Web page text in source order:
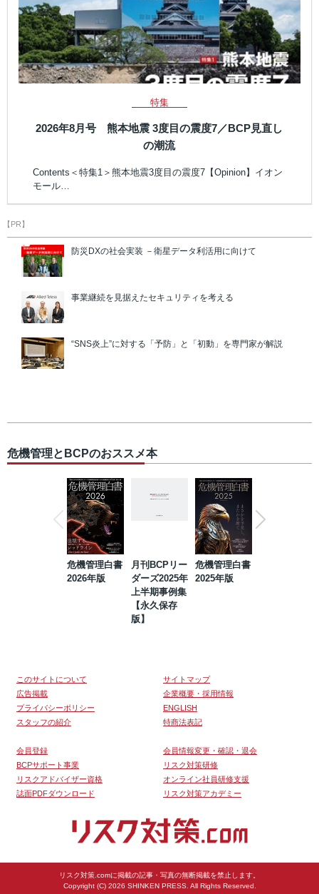
特集
2026年8月号 熊本地震 3度目の震度7／BCP見直し
の潮流
Contents＜特集1＞熊本地震3度目の震度7【Opinion】イオン
モール…
【PR】
防災DXの社会実装 －衛星データ利活用に向けて
事業継続を見据えたセキュリティを考える
“SNS炎上”に対する「予防」と「初動」を専門家が解説
危機管理とBCPのおススメ本
危機管理白書
2026年版
月刊BCPリー
ダーズ2025年
上半期事例集
【永久保存
版】
危機管理白書
2025年版
このサイトについて
サイトマップ
広告掲載
企業概要・採用情報
プライバシーポリシー
ENGLISH
スタッフの紹介
特商法表記
会員登録
会員情報変更・確認・退会
BCPサポート事業
リスク対策研修
リスクアドバイザー資格
オンライン社員研修支援
誌面PDFダウンロード
リスク対策アカデミー
リスク対策.comに掲載の記事・写真の無断掲載を禁止します。
Copyright (C) 2026 SHINKEN PRESS. All Rights Reserved.